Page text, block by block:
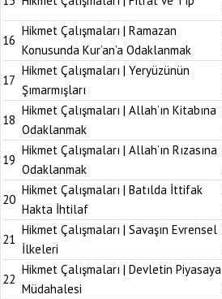
16
Hikmet Çalışmaları | Ramazan
Konusunda Kur’an’a Odaklanmak
17
Hikmet Çalışmaları | Yeryüzünün
Şımarmışları
18
Hikmet Çalışmaları | Allah’ın Kitabına
Odaklanmak
19
Hikmet Çalışmaları | Allah’ın Rızasına
Odaklanmak
20
Hikmet Çalışmaları | Batılda İttifak
Hakta İhtilaf
21
Hikmet Çalışmaları | Savaşın Evrensel
İlkeleri
22
Hikmet Çalışmaları | Devletin Piyasaya
Müdahalesi